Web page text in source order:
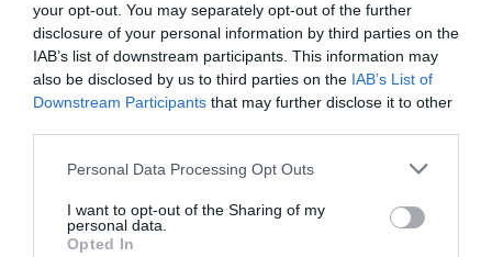
your opt-out. You may separately opt-out of the further
disclosure of your personal information by third parties on the
IAB’s list of downstream participants. This information may
also be disclosed by us to third parties on the IAB’s List of
Downstream Participants that may further disclose it to other
Please note that this website/app uses one or more Google
not limited to your visit or usage behaviour. You may click to
grant or deny consent to Google and its third-party tags to
Personal Data Processing Opt Outs
I want to opt-out of the Sharing of my
personal data.
Opted In
Ο Ανδρουλάκης στον σταθμό
φιλοξενίας πυρόπληκτων ζώων
στα Μέγαρα (Photos)
Στο Δημοτικό Στάδιο Μεγάρων, που φιλοξενεί
έκτακτο σταθμό υποδοχής και φροντίδας
Ανδρουλάκης, στο πλαίσιο της περιοδείας του στις
πληγείσες περιοχές της Δυτικής Αττικής. ...